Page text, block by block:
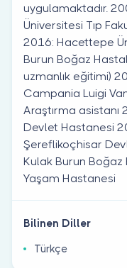
uygulamaktadır.
Üniversitesi Tıp
2016: Hacettepe
Burun Boğaz
uzmanlık eğitimi)
Campania Luigi
Araştırma
Devlet Hastanesi
Şereflikoçhisar
Kulak Burun
Yaşam Hastanesi
Bilinen Diller
Türkçe